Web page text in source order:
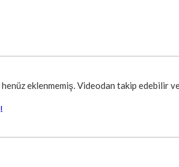
henüz eklenmemiş. Videodan takip edebilir